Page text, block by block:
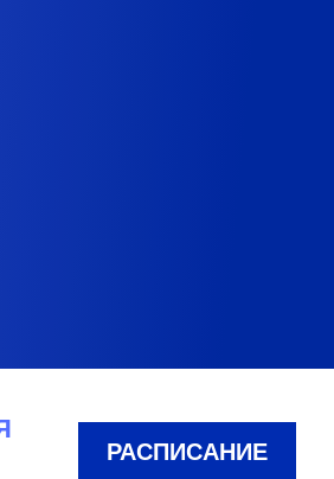
РАСПИСАНИЕ